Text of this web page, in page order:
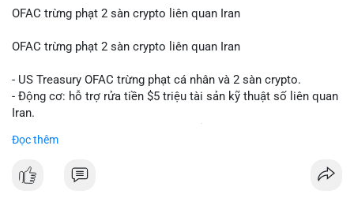
OFAC trừng phạt 2 sàn crypto liên quan Iran
OFAC trừng phạt 2 sàn crypto liên quan Iran
- US Treasury OFAC trừng phạt cá nhân và 2 sàn crypto.
- Động cơ: hỗ trợ rửa tiền $5 triệu tài sản kỹ thuật số liên quan
Iran.
- Tác động: rủi ro cho thị trường crypto, tăng áp lực pháp lý.
#binancesquare
Đọc thêm